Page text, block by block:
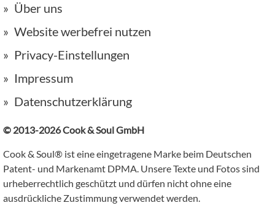
Über uns
Website werbefrei nutzen
Privacy-Einstellungen
Impressum
Datenschutzerklärung
© 2013-2026 Cook & Soul GmbH
Cook & Soul® ist eine eingetragene Marke beim Deutschen
Patent- und Markenamt DPMA. Unsere Texte und Fotos sind
urheberrechtlich geschützt und dürfen nicht ohne eine
ausdrückliche Zustimmung verwendet werden.